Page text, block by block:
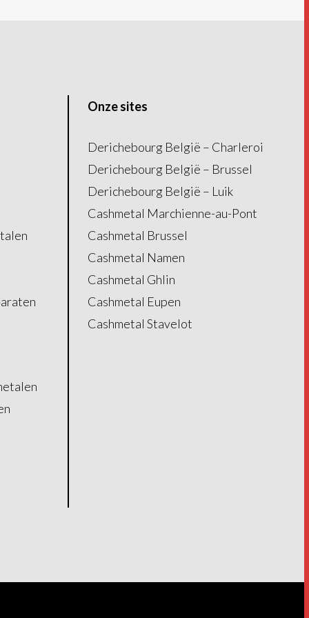
Onze sites
Derichebourg België – Charleroi
Derichebourg België – Brussel
Derichebourg België – Luik
Cashmetal Marchienne-au-Pont
Cashmetal Brussel
Cashmetal Namen
Cashmetal Ghlin
Cashmetal Eupen
Cashmetal Stavelot